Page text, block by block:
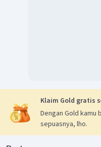
Klaim Gold gratis
Dengan Gold kamu
sepuasnya, lho.